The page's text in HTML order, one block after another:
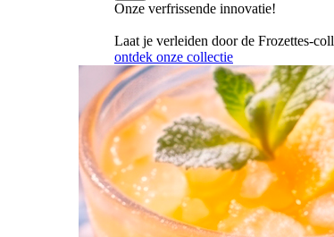
Onze verfrissende innovatie!
Laat je verleiden door de Frozettes-
ontdek onze collectie